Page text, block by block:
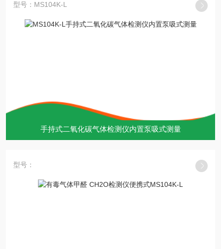
型号：MS104K-L
手持式二氧化碳气体检测仪内置泵吸式测量
型号：